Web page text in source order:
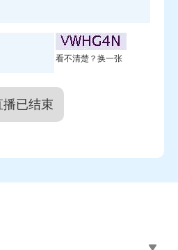
合服务体系建设重点围绕"一
"企业之家"，整合政府、社
"服务团队三天内，为企业成
看不清楚？换一张
播已结束